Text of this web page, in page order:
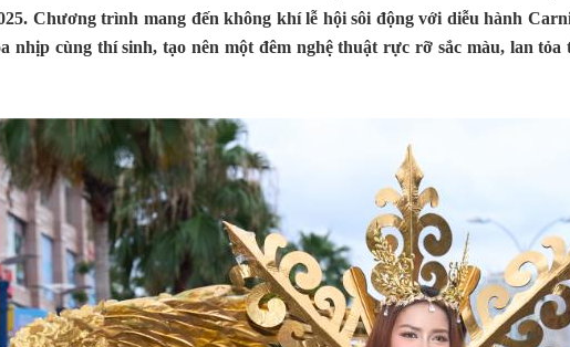
Chương trình mang đến không khí lễ hội sôi động với diễu hành
cùng thí sinh, tạo nên một đêm nghệ thuật rực rỡ sắc màu, lan